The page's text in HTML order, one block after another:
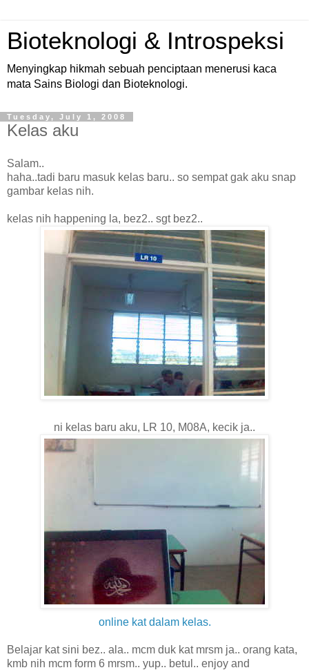
Bioteknologi & Introspeksi
Menyingkap hikmah sebuah penciptaan menerusi kaca
mata Sains Biologi dan Bioteknologi.
Tuesday, July 1, 2008
Kelas aku
Salam..
haha..tadi baru masuk kelas baru.. so sempat gak aku snap
gambar kelas nih.
kelas nih happening la, bez2.. sgt bez2..
ni kelas baru aku, LR 10, M08A, kecik ja..
online kat dalam kelas.
Belajar kat sini bez.. ala.. mcm duk kat mrsm ja.. orang kata,
kmb nih mcm form 6 mrsm.. yup.. betul.. enjoy and